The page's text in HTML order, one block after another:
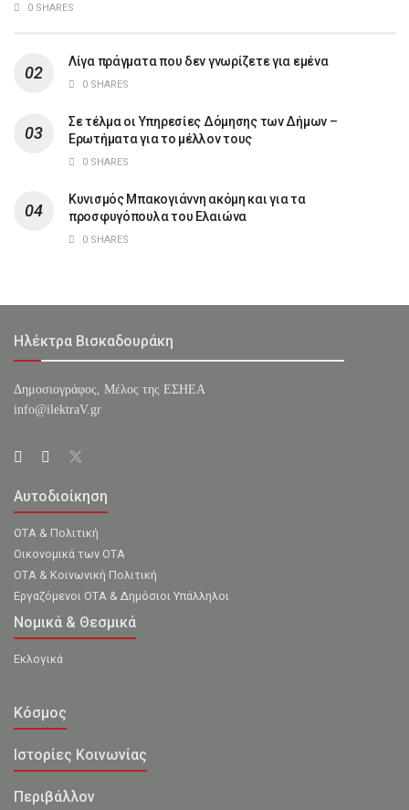
0 SHARES
Λίγα πράγματα που δεν γνωρίζετε για εμένα
0 SHARES
Σε τέλμα οι Υπηρεσίες Δόμησης των Δήμων –
Ερωτήματα για το μέλλον τους
0 SHARES
Κυνισμός Μπακογιάννη ακόμη και για τα
προσφυγόπουλα του Ελαιώνα
0 SHARES
Ηλέκτρα Βισκαδουράκη
Δημοσιογράφος, Μέλος της ΕΣHΕΑ
info@ilektraV.gr
Αυτοδιοίκηση
ΟΤΑ & Πολιτική
Οικονομικά των ΟΤΑ
ΟΤΑ & Κοινωνική Πολιτική
Εργαζόμενοι ΟΤΑ & Δημόσιοι Υπάλληλοι
Νομικά & Θεσμικά
Εκλογικά
Κόσμος
Ιστορίες Κοινωνίας
Περιβάλλον